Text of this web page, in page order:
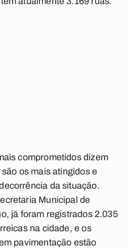
comprometidos dizem
os mais atingidos e
da situação.
Municipal de
já foram registrados 2.035
na cidade, e os
pavimentação estão